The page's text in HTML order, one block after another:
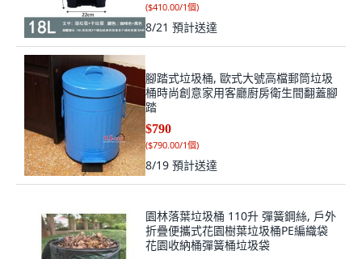
($410.00/1個)
8/21 預計送達
腳踏式垃圾桶, 歐式大號高檔郵筒垃圾
桶時尚創意家用客廳廚房衛生間翻蓋腳
踏
$790
($790.00/1個)
8/19 預計送達
園林落葉垃圾桶 110升 彈簧鋼絲, 戶外
折疊便攜式花園樹葉垃圾桶PE編織袋
花園收納桶彈簧桶垃圾袋